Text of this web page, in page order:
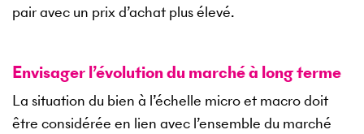
pair avec un prix d’achat plus élevé.
Envisager l’évolution du marché à long terme
La situation du bien à l’échelle micro et macro doit
être considérée en lien avec l’ensemble du marché